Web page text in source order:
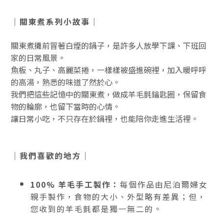
｜關東煮系列小故事｜
關東煮攤前冒著白煙的鍋子，是許多人放學下課、下班回
家的日常風景。
魚板、丸子、高麗菜捲，一樣樣被盛進碗裡，加入暖呼呼
的高湯，熟悉的味道了然於心。
我們把這些記憶中的關東煮，做成羊毛氈鑰匙圈，保留食
物的輪廓，也留下當時的心情。
讓日常小吃，不只存在於鍋裡，也能陪你走進生活裡。
｜我們喜歡的地方｜
100% 羊毛手工製作： 每個作品由尼泊爾婦女
親手製作，食物的大小、外型略有差異；但，
您收到的羊毛氈都是獨一無二的 。